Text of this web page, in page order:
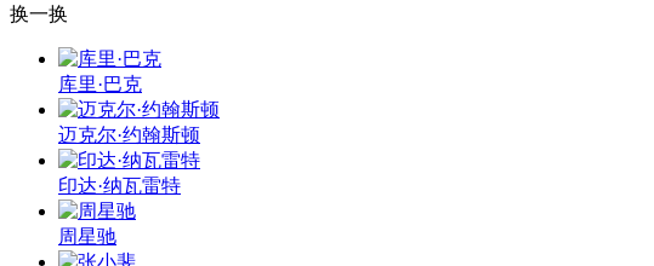
换一换
库里·巴克
迈克尔·约翰斯顿
印达·纳瓦雷特
周星驰